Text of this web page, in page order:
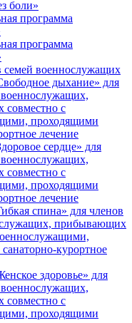
боли»
программа
программа
семей военнослужащих
дыхание» для
с
проходящими
лечение
сердце» для
с
проходящими
лечение
спина» для членов
прибывающих
курортное
здоровье» для
с
проходящими